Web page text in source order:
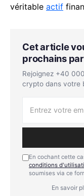
véritable actif
Cet article
prochains
Rejoignez +40
crypto dans votre
En cochant cette
conditions
soumises via ce
En savoir